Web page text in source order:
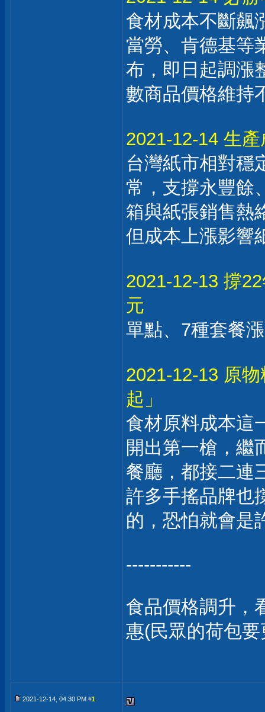
食材成本不斷飆
當勞、肯德基等
布，即日起調漲
數商品價格維持
2021-12-14 生
台灣紙市相對穩
常，支撐永豐餘
箱與紙張銷售熱
但成本上漲影響
2021-12-13 撐
元
單點、7種套餐
2021-12-13 原
起」
食材原料成本這
開出第一槍，繼
餐廳，都接二連
許多手搖品牌也
的，恐怕就會是
-----------
食品價格調升，
惠(民眾的荷包
2021-12-14, 04:30 PM #1